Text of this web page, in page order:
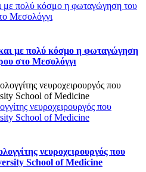
με πολύ κόσμο η φωταγώγηση του
Μεσολόγγι
με πολύ κόσμο η φωταγώγηση
στο Μεσολόγγι
νευροχειρουργός που
School of Medicine
νευροχειρουργός που
School of Medicine